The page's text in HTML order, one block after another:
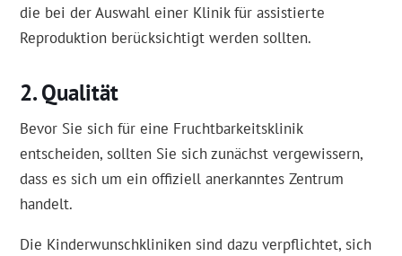
die bei der Auswahl einer Klinik für assistierte
Reproduktion berücksichtigt werden sollten.
Qualität
Bevor Sie sich für eine Fruchtbarkeitsklinik
entscheiden, sollten Sie sich zunächst vergewissern,
dass es sich um ein offiziell anerkanntes Zentrum
handelt.
Die Kinderwunschkliniken sind dazu verpflichtet, sich